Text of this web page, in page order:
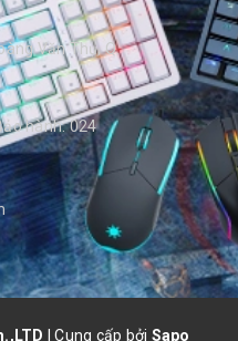
Văn Thụ, Q.
hành: 024
|Cung cấp bởi Sapo